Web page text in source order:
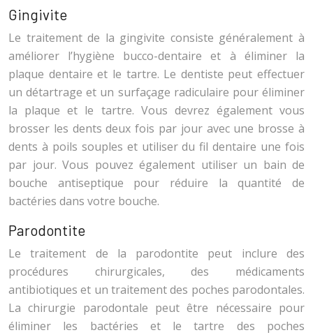
Gingivite
Le traitement de la gingivite consiste généralement à
améliorer l’hygiène bucco-dentaire et à éliminer la
plaque dentaire et le tartre. Le dentiste peut effectuer
un détartrage et un surfaçage radiculaire pour éliminer
la plaque et le tartre. Vous devrez également vous
brosser les dents deux fois par jour avec une brosse à
dents à poils souples et utiliser du fil dentaire une fois
par jour. Vous pouvez également utiliser un bain de
bouche antiseptique pour réduire la quantité de
bactéries dans votre bouche.
Parodontite
Le traitement de la parodontite peut inclure des
procédures chirurgicales, des médicaments
antibiotiques et un traitement des poches parodontales.
La chirurgie parodontale peut être nécessaire pour
éliminer les bactéries et le tartre des poches